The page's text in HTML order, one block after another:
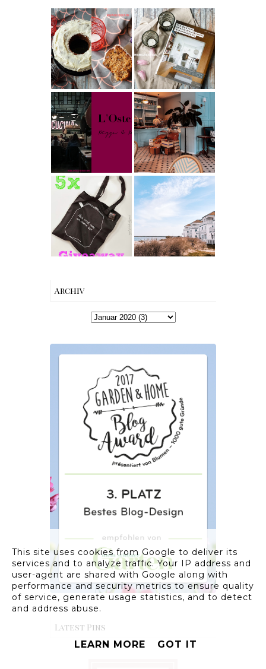
Rezept |
Weltbester
Carrot Cake
mit Cream
Cheese
Frosting nach
Cynthia
Barcomi –
einfach &
saftig
Buchtipps - Die
besten
Skandinavische
n Wohnhäuser |
The Nina
Edition
My Berlin -
L'Osteria | The
Nina Edition
Berlin | Café
L’Berg –
Französischer
Charme mitten
in Berlin-
Wilmersdorf
[gives away]
Limitierte
Tote-Bag
Edition von
Esther
Perbandt
Reisen -
Schleiregion
Archiv
Latest Pins
This site uses cookies from Google to deliver its
services and to analyze traffic. Your IP address and
user-agent are shared with Google along with
performance and security metrics to ensure quality
of service, generate usage statistics, and to detect
and address abuse.
LEARN MORE GOT IT